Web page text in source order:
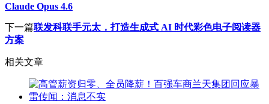
Claude Opus 4.6
下一篇联发科联手元太，打造生成式 AI 时代彩色电子阅读器
方案
相关文章